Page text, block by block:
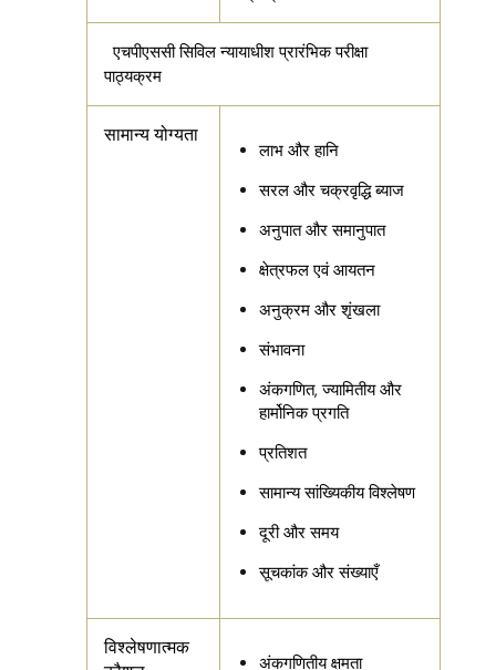
एचपीएससी सिविल न्यायाधीश प्रारंभिक परीक्षा
पाठ्यक्रम
सामान्य योग्यता
लाभ और हानि
सरल और चक्रवृद्धि ब्याज
अनुपात और समानुपात
क्षेत्रफल एवं आयतन
अनुक्रम और शृंखला
संभावना
अंकगणित, ज्यामितीय और
हार्मोनिक प्रगति
प्रतिशत
सामान्य सांख्यिकीय विश्लेषण
दूरी और समय
सूचकांक और संख्याएँ
विश्लेषणात्मक
अंकगणितीय क्षमता